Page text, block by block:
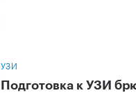
УЗИ
Подготовка к УЗИ